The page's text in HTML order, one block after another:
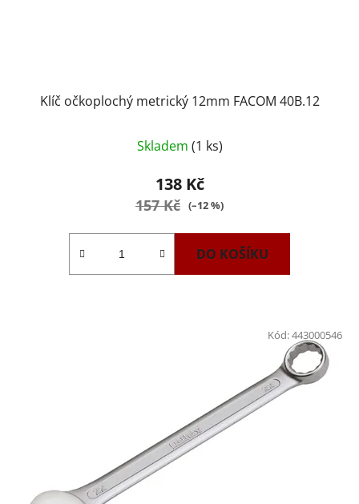
Klíč očkoplochý metrický 12mm FACOM 40B.12
Skladem (1 ks)
138 Kč
157 Kč (–12 %)
DO KOŠÍKU
Kód:443000546